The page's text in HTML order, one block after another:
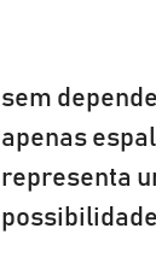
sem
apenas
representa